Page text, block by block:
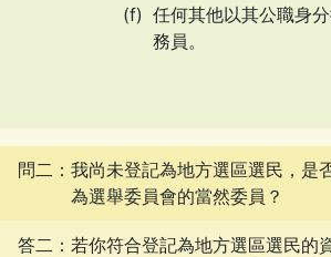
任何其他以其公職身
務員。
問二：我尚未登記為地方選區選民，是
為選舉委員會的當然委員？
答二：若你符合登記為地方選區選民的